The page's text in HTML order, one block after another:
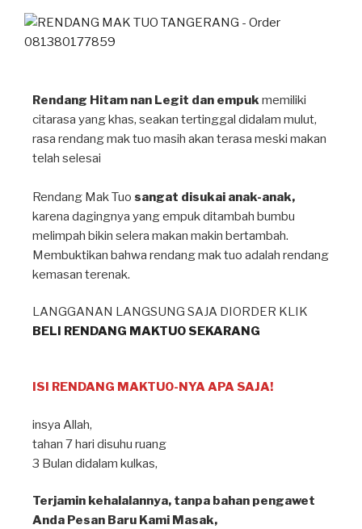
p
p
m o
Rendang Hitam nan Legit dan empuk memiliki
citarasa yang khas, seakan tertinggal didalam mulut,
rasa rendang mak tuo masih akan terasa meski makan
telah selesai⁣
Rendang Mak Tuo sangat disukai anak-anak,
karena dagingnya yang empuk ditambah bumbu
melimpah bikin selera makan makin bertambah⁣.
Membuktikan bahwa rendang mak tuo adalah rendang
kemasan terenak.
LANGGANAN LANGSUNG SAJA DIORDER KLIK
BELI RENDANG MAKTUO SEKARANG
ISI RENDANG MAKTUO-NYA APA SAJA!
insya Allah⁣,
tahan 7 hari disuhu ruang ⁣
3 Bulan didalam kulkas, ⁣
Terjamin kehalalannya, tanpa bahan pengawet⁣
Anda Pesan Baru Kami Masak, ⁣